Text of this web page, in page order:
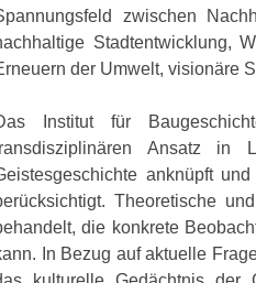
zwischen
Stadtentwicklung,
der Umwelt, visionäre
Institut für
Ansatz in
anknüpft
Theoretische
die konkrete
In Bezug auf aktuelle